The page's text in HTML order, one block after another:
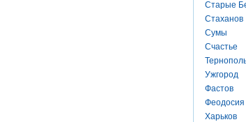
Старые
Стаханов
Сумы
Счастье
Ужгород
Фастов
Феодосия
Харьков